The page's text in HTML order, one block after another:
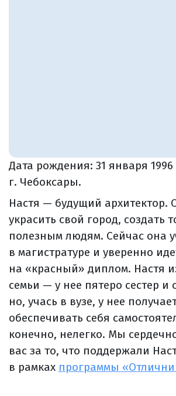
Дата рождения: 31 января 1996
г. Чебоксары.
Настя — будущий архитектор.
украсить свой город, создать
полезным людям. Сейчас она
в магистратуре и уверенно
на «красный» диплом. Настя
семьи — у нее пятеро сестер и
но, учась в вузе, у нее
обеспечивать себя
конечно, нелегко. Мы
вас за то, что поддержали
в рамках программы